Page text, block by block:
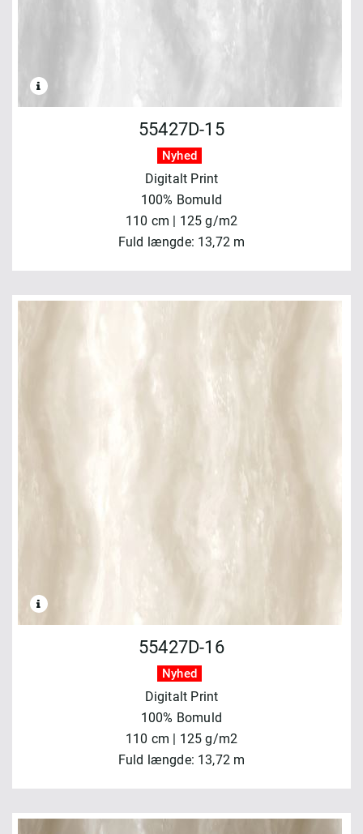
55427D-15
Nyhed
Digitalt Print
100% Bomuld
110 cm | 125 g/m2
Fuld længde: 13,72 m
55427D-16
Nyhed
Digitalt Print
100% Bomuld
110 cm | 125 g/m2
Fuld længde: 13,72 m